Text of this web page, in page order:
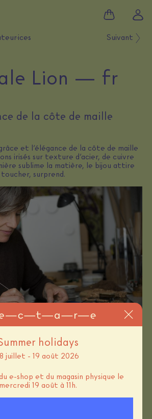
Suivant
Lion — fr
de la côte de maille
et l’élégance de la côte de maille
irisés sur texture d’acier, de cuivre
sublime la matière, le bijou attire
surprend.
Page boutique
holidays
juillet - 19 août 2026
e-shop et du magasin physique le
mercredi 19 août à 11h.